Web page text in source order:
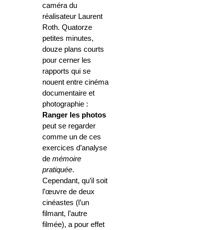
caméra du
réalisateur Laurent
Roth. Quatorze
petites minutes,
douze plans courts
pour cerner les
rapports qui se
nouent entre cinéma
documentaire et
photographie :
Ranger les photos
peut se regarder
comme un de ces
exercices d’analyse
de mémoire
pratiquée.
Cependant, qu’il soit
l’œuvre de deux
cinéastes (l’un
filmant, l’autre
filmée), a pour effet